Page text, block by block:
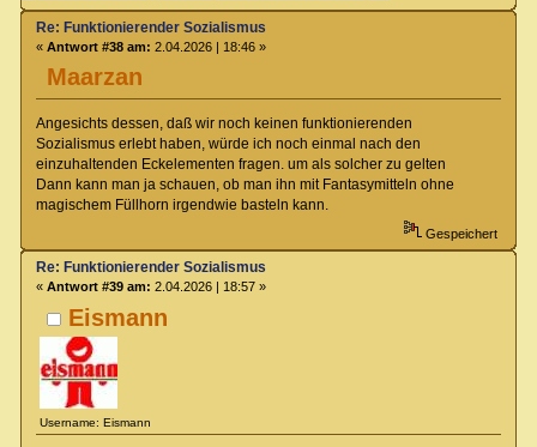
Maarzan
Re: Funktionierender Sozialismus
« Antwort #38 am: 2.04.2026 | 18:46 »
Angesichts dessen, daß wir noch keinen funktionierenden
Sozialismus erlebt haben, würde ich noch einmal nach den
einzuhaltenden Eckelementen fragen. um als solcher zu gelten
Dann kann man ja schauen, ob man ihn mit Fantasymitteln ohne
magischem Füllhorn irgendwie basteln kann.
Gespeichert
Eismann
Username: Eismann
Re: Funktionierender Sozialismus
« Antwort #39 am: 2.04.2026 | 18:57 »